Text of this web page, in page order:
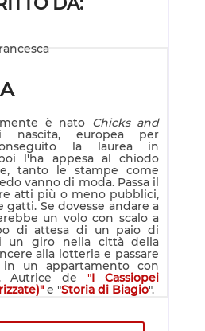
è nato Chicks and
nascita, europea per
la laurea in
l'ha appesa al chiodo
tanto le stampe come
vanno di moda. Passa il
atti più o meno pubblici,
Se dovesse andare a
un volo con scalo a
di attesa di un paio di
un giro nella città della
alla lotteria e passare
un appartamento con
Autrice de"I Cassiopei
e "Storia di Biagio".